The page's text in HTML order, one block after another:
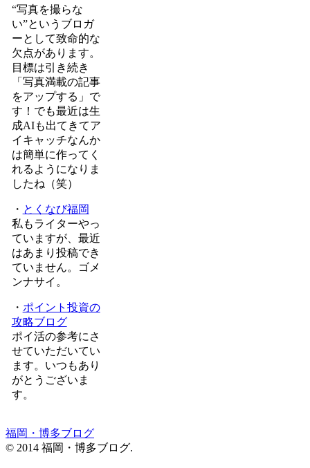
“写真を撮らな
い”というブロガ
ーとして致命的な
欠点があります。
目標は引き続き
「写真満載の記事
をアップする」で
す！でも最近は生
成AIも出てきてア
イキャッチなんか
は簡単に作ってく
れるようになりま
したね（笑）
・ とくなび福岡
私もライターやっ
ていますが、最近
はあまり投稿でき
ていません。ゴメ
ンナサイ。
・ ポイント投資の
攻略ブログ
ポイ活の参考にさ
せていただいてい
ます。いつもあり
がとうございま
す。
福岡・博多ブログ
© 2014 福岡・博多ブログ.